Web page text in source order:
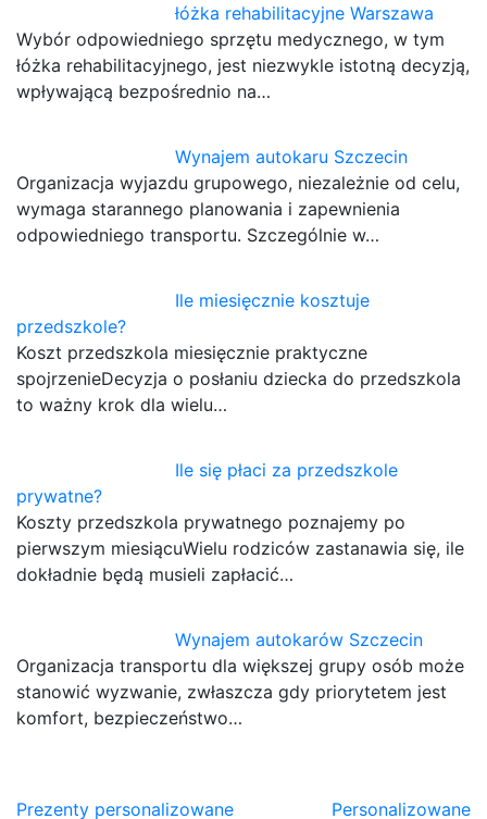
łóżka rehabilitacyjne Warszawa
Wybór odpowiedniego sprzętu medycznego, w tym
łóżka rehabilitacyjnego, jest niezwykle istotną decyzją,
wpływającą bezpośrednio na…
Wynajem autokaru Szczecin
Organizacja wyjazdu grupowego, niezależnie od celu,
wymaga starannego planowania i zapewnienia
odpowiedniego transportu. Szczególnie w…
Ile miesięcznie kosztuje
przedszkole?
Koszt przedszkola miesięcznie praktyczne
spojrzenieDecyzja o posłaniu dziecka do przedszkola
to ważny krok dla wielu…
Ile się płaci za przedszkole
prywatne?
Koszty przedszkola prywatnego poznajemy po
pierwszym miesiącuWielu rodziców zastanawia się, ile
dokładnie będą musieli zapłacić…
Wynajem autokarów Szczecin
Organizacja transportu dla większej grupy osób może
stanowić wyzwanie, zwłaszcza gdy priorytetem jest
komfort, bezpieczeństwo…
Prezenty personalizowane
Personalizowane